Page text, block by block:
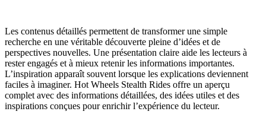
Les contenus détaillés permettent de transformer une simple
recherche en une véritable découverte pleine d’idées et de
perspectives nouvelles. Une présentation claire aide les lecteurs à
rester engagés et à mieux retenir les informations importantes.
L’inspiration apparaît souvent lorsque les explications deviennent
faciles à imaginer. Hot Wheels Stealth Rides offre un aperçu
complet avec des informations détaillées, des idées utiles et des
inspirations conçues pour enrichir l’expérience du lecteur.